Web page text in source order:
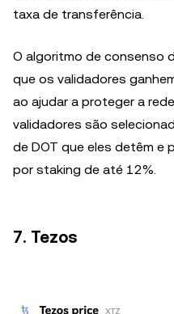
taxa de transferência.
O algoritmo de consenso
que os validadores
ao ajudar a proteger a
validadores são
de DOT que eles detêm e
por staking de até 12%.
7. Tezos